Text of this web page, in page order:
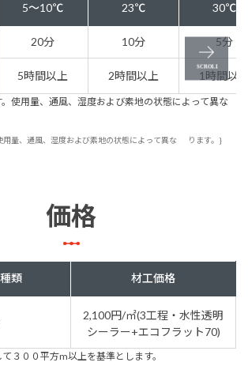
5～10℃ 23℃ 30℃
20分 10分 5分
5時間以上 2時間以上 1時間以
。使用量、通風、湿度および素地の状態によって異な
量、通風、湿度および素地の状態によって異な ります。}
価格
類 材工価格
2,100円/㎡(3工程・水性透明
シーラー+エコフラット70)
３００平方m以上を基準とします。